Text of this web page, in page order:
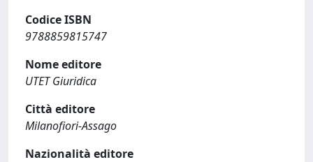
Codice ISBN
9788859815747
Nome editore
UTET Giuridica
Città editore
Milanofiori-Assago
Nazionalità editore